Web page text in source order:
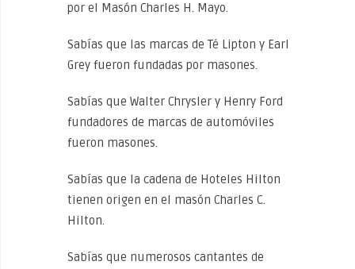
por el Masón Charles H. Mayo.
Sabías que las marcas de Té Lipton y Earl
Grey fueron fundadas por masones.
Sabías que Walter Chrysler y Henry Ford
fundadores de marcas de automóviles
fueron masones.
Sabías que la cadena de Hoteles Hilton
tienen origen en el masón Charles C.
Hilton.
Sabías que numerosos cantantes de